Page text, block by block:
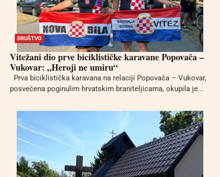
DRUŠTVO
Vitežani dio prve biciklističke karavane Popovača –
Vukovar: „Heroji ne umiru“
Prva biciklistička karavana na relaciji Popovača – Vukovar,
posvećena poginulim hrvatskim braniteljicama, okupila je...